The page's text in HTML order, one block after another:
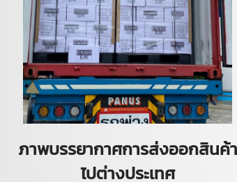
ภาพบรรยากาศการส่งออกสินค้า
ไปต่างประเทศ